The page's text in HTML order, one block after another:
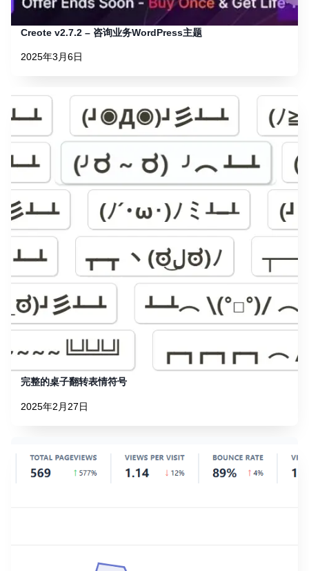
Creote v2.7.2 – 咨询业务WordPress主题
2025年3月6日
完整的桌子翻转表情符号
2025年2月27日